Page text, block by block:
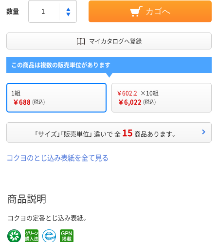
数量 カゴへ
マイカタログへ登録
この商品は複数の販売単位があります
1組
￥688 (税込)
￥602.2 ×10組
￥6,022 (税込)
「サイズ」「販売単位」 違いで 全 15 商品あります。
コクヨのとじ込み表紙を全て見る
商品説明
コクヨの定番とじ込み表紙。